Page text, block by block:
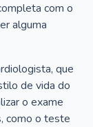
com o
alguma
que
de vida do
o exame
como o teste